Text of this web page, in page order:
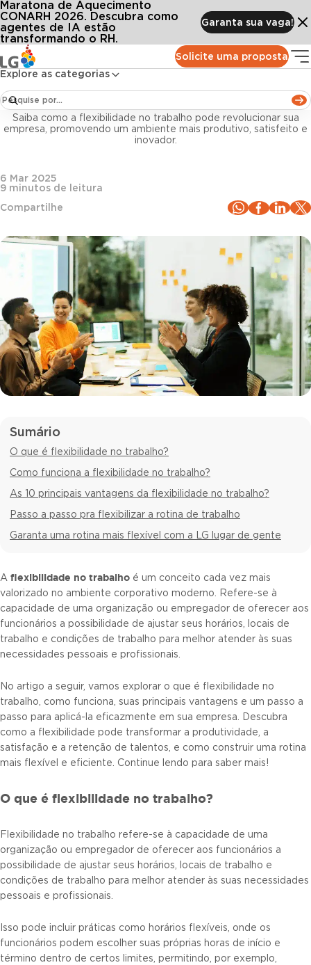
Solicite uma proposta
Explore as categorias
Maratona de Aquecimento
CONARH 2026. Descubra como
agentes de IA estão
transformando o RH.
Garanta sua vaga!
Conteúdos Blog LG
Flexibilidade no trabalho: como funciona, quais as vantagens e como aplicar
Gestão de pessoas
Flexibilidade no trabalho: como funciona, quais as
vantagens e como aplicar
Saiba como a flexibilidade no trabalho pode revolucionar sua
empresa, promovendo um ambiente mais produtivo, satisfeito e
inovador.
6 Mar 2025
9 minutos de leitura
Compartilhe
Sumário
O que é flexibilidade no trabalho?
Como funciona a flexibilidade no trabalho?
As 10 principais vantagens da flexibilidade no trabalho?
Passo a passo pra flexibilizar a rotina de trabalho
Garanta uma rotina mais flexível com a LG lugar de gente
A flexibilidade no trabalho é um conceito cada vez mais
valorizado no ambiente corporativo moderno. Refere-se à
capacidade de uma organização ou empregador de oferecer aos
funcionários a possibilidade de ajustar seus horários, locais de
trabalho e condições de trabalho para melhor atender às suas
necessidades pessoais e profissionais.
No artigo a seguir, vamos explorar o que é flexibilidade no
trabalho, como funciona, suas principais vantagens e um passo a
passo para aplicá-la eficazmente em sua empresa. Descubra
como a flexibilidade pode transformar a produtividade, a
satisfação e a retenção de talentos, e como construir uma rotina
mais flexível e eficiente. Continue lendo para saber mais!
O que é flexibilidade no trabalho?
Flexibilidade no trabalho refere-se à capacidade de uma
organização ou empregador de oferecer aos funcionários a
possibilidade de ajustar seus horários, locais de trabalho e
condições de trabalho para melhor atender às suas necessidades
pessoais e profissionais.
Isso pode incluir práticas como horários flexíveis, onde os
funcionários podem escolher suas próprias horas de início e
término dentro de certos limites, permitindo, por exemplo,